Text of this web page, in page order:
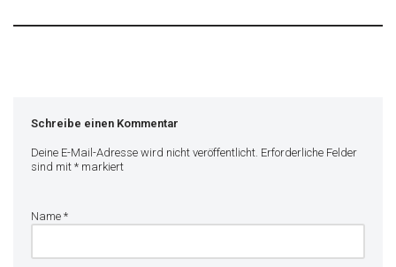
Schreibe einen Kommentar
Deine E-Mail-Adresse wird nicht veröffentlicht. Erforderliche Felder
sind mit * markiert
Name *